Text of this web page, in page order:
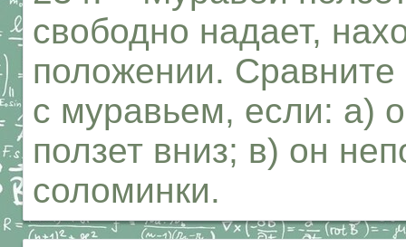
свободно надает,
положении.
с муравьем, если: а)
ползет вниз; в) он
соломинки.